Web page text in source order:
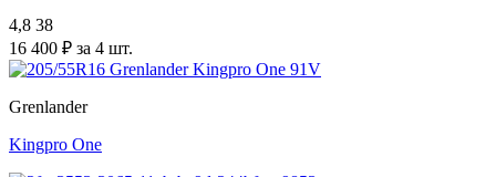
4,8 38
16 400 ₽ за 4 шт.
Grenlander
Kingpro One